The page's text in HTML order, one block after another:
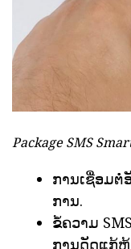
Package SMS
ການເຊື່ອມຕໍ່
ການ.
ຂໍ້ຄວາມ
ການດັດແກ້ຫຼ້